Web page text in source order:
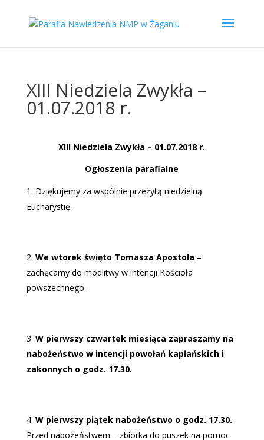
XIII Niedziela Zwykła –
01.07.2018 r.
XIII Niedziela Zwykła – 01.07.2018 r.
Ogłoszenia parafialne
Dziękujemy za wspólnie przeżytą niedzielną
Eucharystię.
We wtorek święto Tomasza Apostoła –
zachęcamy do modlitwy w intencji Kościoła
powszechnego.
W pierwszy czwartek miesiąca zapraszamy na
nabożeństwo w intencji powołań kapłańskich i
zakonnych o godz. 17.30.
W pierwszy piątek nabożeństwo o godz. 17.30.
Przed nabożeństwem – zbiórka do puszek na pomoc